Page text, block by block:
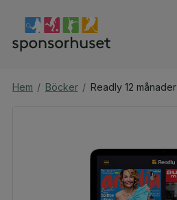
Hem / Böcker / Readly 12 månader